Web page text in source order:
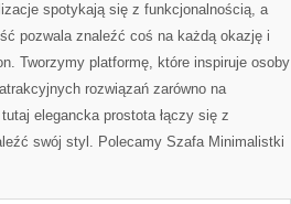
spotykają się z funkcjonalnością, a
pozwala znaleźć coś na każdą okazję i
Tworzymy platformę, które inspiruje osoby
rozwiązań zarówno na
elegancka prostota łączy się z
swój styl. Polecamy Szafa Minimalistki